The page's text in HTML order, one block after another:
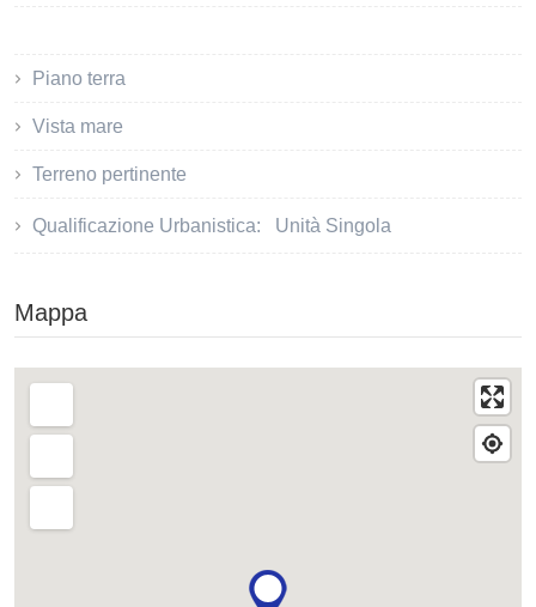
Piano terra
Vista mare
Terreno pertinente
Qualificazione Urbanistica: Unità Singola
Mappa